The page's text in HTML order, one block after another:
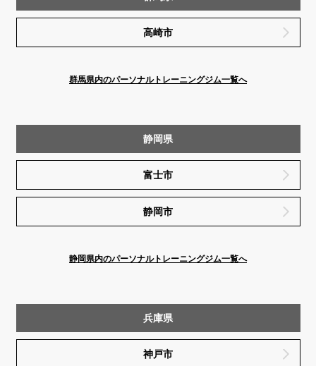
高崎市
群馬県内のパーソナルトレーニングジム一覧へ
静岡県
富士市
静岡市
静岡県内のパーソナルトレーニングジム一覧へ
兵庫県
神戸市